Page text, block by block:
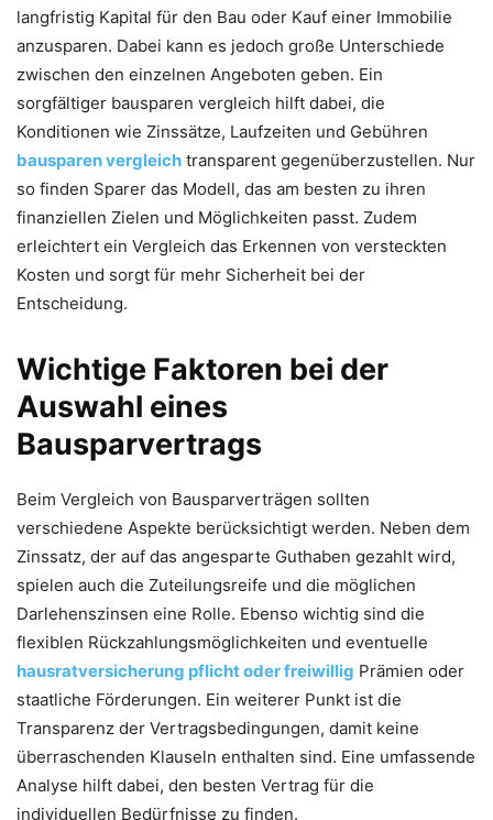
langfristig Kapital für den Bau oder Kauf einer Immobilie
anzusparen. Dabei kann es jedoch große Unterschiede
zwischen den einzelnen Angeboten geben. Ein
sorgfältiger bausparen vergleich hilft dabei, die
Konditionen wie Zinssätze, Laufzeiten und Gebühren
bausparen vergleich transparent gegenüberzustellen. Nur
so finden Sparer das Modell, das am besten zu ihren
finanziellen Zielen und Möglichkeiten passt. Zudem
erleichtert ein Vergleich das Erkennen von versteckten
Kosten und sorgt für mehr Sicherheit bei der
Entscheidung.
Wichtige Faktoren bei der
Auswahl eines
Bausparvertrags
Beim Vergleich von Bausparverträgen sollten
verschiedene Aspekte berücksichtigt werden. Neben dem
Zinssatz, der auf das angesparte Guthaben gezahlt wird,
spielen auch die Zuteilungsreife und die möglichen
Darlehenszinsen eine Rolle. Ebenso wichtig sind die
flexiblen Rückzahlungsmöglichkeiten und eventuelle
hausratversicherung pflicht oder freiwillig Prämien oder
staatliche Förderungen. Ein weiterer Punkt ist die
Transparenz der Vertragsbedingungen, damit keine
überraschenden Klauseln enthalten sind. Eine umfassende
Analyse hilft dabei, den besten Vertrag für die
individuellen Bedürfnisse zu finden.